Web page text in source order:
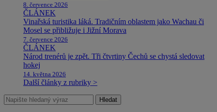
8. července 2026
ČLÁNEK
Vinařská turistika láká. Tradičním oblastem jako Wachau či
Mosel se přibližuje i Jižní Morava
7. července 2026
ČLÁNEK
Národ trenérů je zpět. Tři čtvrtiny Čechů se chystá sledovat
hokej
14. května 2026
Další články z rubriky >
Hledat